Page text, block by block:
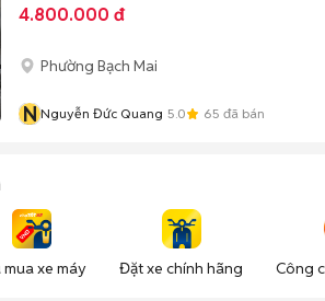
4.800.000 đ
Phường Bạch Mai
N Nguyễn Đức Quang 5.0 65 đã bán
mua xe máy Đặt xe chính hãng Công